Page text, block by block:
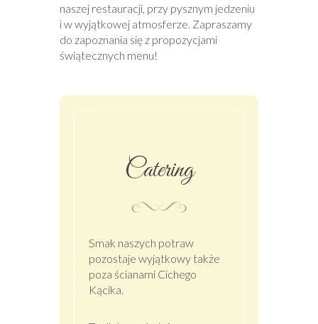
naszej restauracji, przy pysznym jedzeniu
i w wyjątkowej atmosferze. Zapraszamy
do zapoznania się z propozycjami
świątecznych menu!
Catering
Smak naszych potraw
pozostaje wyjątkowy także
poza ścianami Cichego
Kącika.